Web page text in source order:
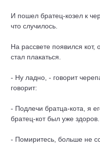
И пошел братец-козел к
что случилось.
На рассвете появился
стал плакаться.
- Ну ладно, - говорит
говорит:
- Подлечи братца-кота, я
братец-кот был уже здоров.
- Помиритесь, больше не